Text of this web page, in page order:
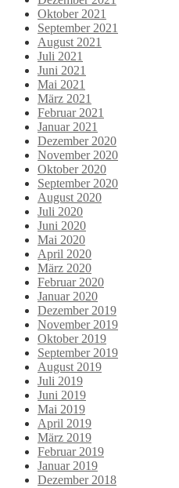
Oktober 2021
September 2021
August 2021
Juli 2021
Juni 2021
Mai 2021
März 2021
Februar 2021
Januar 2021
Dezember 2020
November 2020
Oktober 2020
September 2020
August 2020
Juli 2020
Juni 2020
Mai 2020
April 2020
März 2020
Februar 2020
Januar 2020
Dezember 2019
November 2019
Oktober 2019
September 2019
August 2019
Juli 2019
Juni 2019
Mai 2019
April 2019
März 2019
Februar 2019
Januar 2019
Dezember 2018